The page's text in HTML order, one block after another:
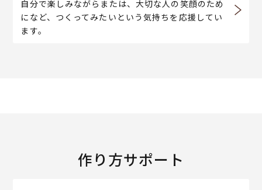
自分で楽しみながらまたは、大切な人の笑顔のため
になど、つくってみたいという気持ちを応援してい
ます。
作り方サポート